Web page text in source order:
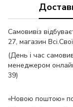
Самовивіз
27, магазин
(День і час
менеджером
39)
«Новою поштою» по